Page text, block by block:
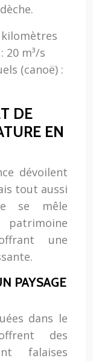
kilomètres
20 m³/s
(canoë) :
DE
EN
dévoilent
tout aussi
se mêle
une
PAYSAGE
dans le
des
falaises